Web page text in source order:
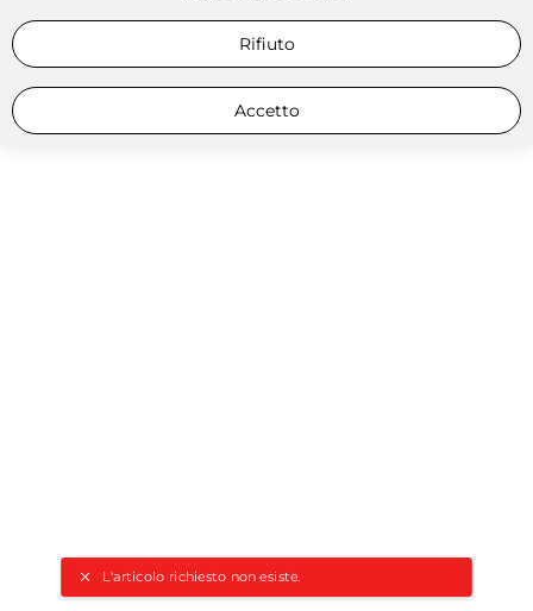
L'articolo richiesto non esiste.
Rifiuto
Accetto